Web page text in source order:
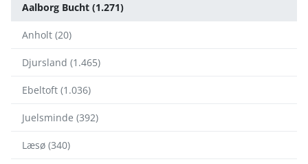
Aalborg Bucht (1.271)
Anholt (20)
Djursland (1.465)
Ebeltoft (1.036)
Juelsminde (392)
Læsø (340)